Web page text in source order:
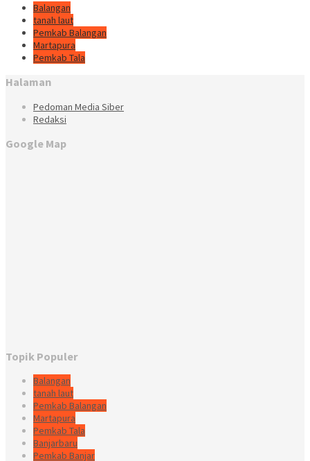
Balangan
tanah laut
Pemkab Balangan
Martapura
Pemkab Tala
Halaman
Pedoman Media Siber
Redaksi
Google Map
Topik Populer
Balangan
tanah laut
Pemkab Balangan
Martapura
Pemkab Tala
Banjarbaru
Pemkab Banjar